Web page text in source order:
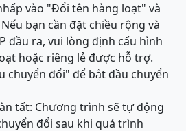
vào "Đổi tên hàng loạt" và
bạn cần đặt chiều rộng và
đầu ra, vui lòng định cấu hình
hoặc riêng lẻ được hỗ trợ.
chuyển đổi" để bắt đầu chuyển
tất: Chương trình sẽ tự động
đổi sau khi quá trình